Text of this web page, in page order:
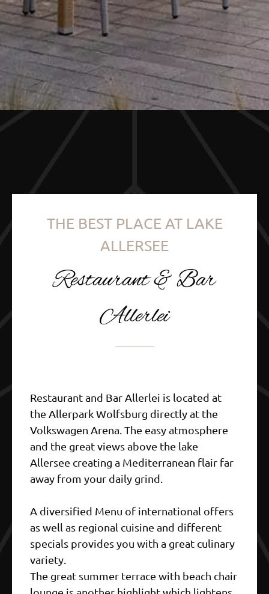
THE BEST PLACE AT LAKE
ALLERSEE
Restaurant & Bar
Allerlei
Restaurant and Bar Allerlei is located at
the Allerpark Wolfsburg directly at the
Volkswagen Arena. The easy atmosphere
and the great views above the lake
Allersee creating a Mediterranean flair far
away from your daily grind.
A diversified Menu of international offers
as well as regional cuisine and different
specials provides you with a great culinary
variety.
The great summer terrace with beach chair